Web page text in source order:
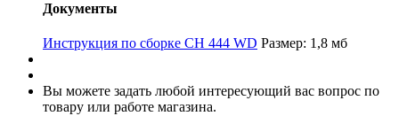
Документы
Инструкция по сборке CH 444 WD Размер: 1,8 мб
Вы можете задать любой интересующий вас вопрос по
товару или работе магазина.